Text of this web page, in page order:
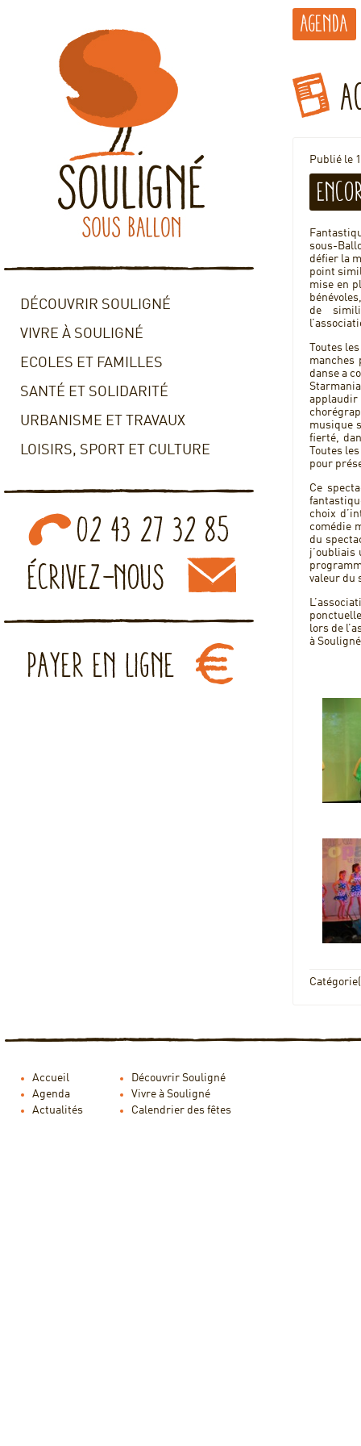
DÉCOUVRIR SOULIGNÉ
VIVRE À SOULIGNÉ
ECOLES ET FAMILLES
SANTÉ ET SOLIDARITÉ
URBANISME ET TRAVAUX
LOISIRS, SPORT ET CULTURE
Agenda
Publié le
sous-
défier la
point
mise en
de
Toutes
manches
danse a
musique
fierté,
Toutes
pour
Ce
choix
comédie
du
j’oubliais
valeur du
lors de
à
Accueil
Agenda
Actualités
Découvrir Souligné
Vivre à Souligné
Calendrier des fêtes